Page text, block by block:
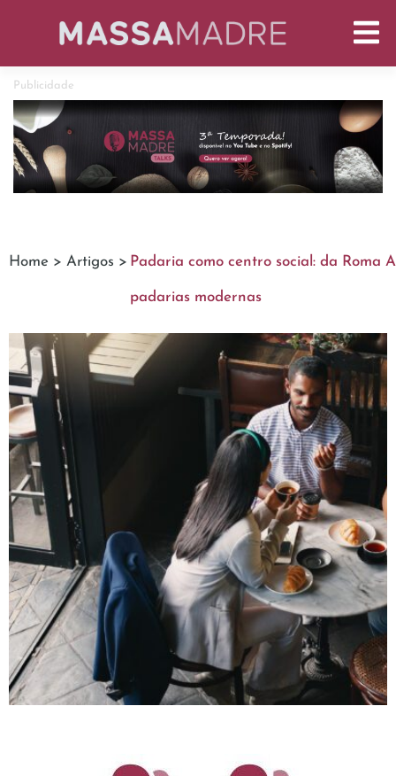
Publicidade
Home > Artigos > Padaria como centro social: da Roma
padarias modernas